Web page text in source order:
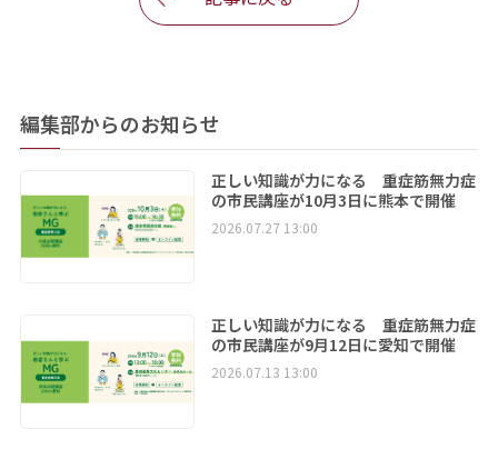
編集部からのお知らせ
正しい知識が力になる 重症筋無力症
の市民講座が10月3日に熊本で開催
2026.07.27 13:00
正しい知識が力になる 重症筋無力症
の市民講座が9月12日に愛知で開催
2026.07.13 13:00